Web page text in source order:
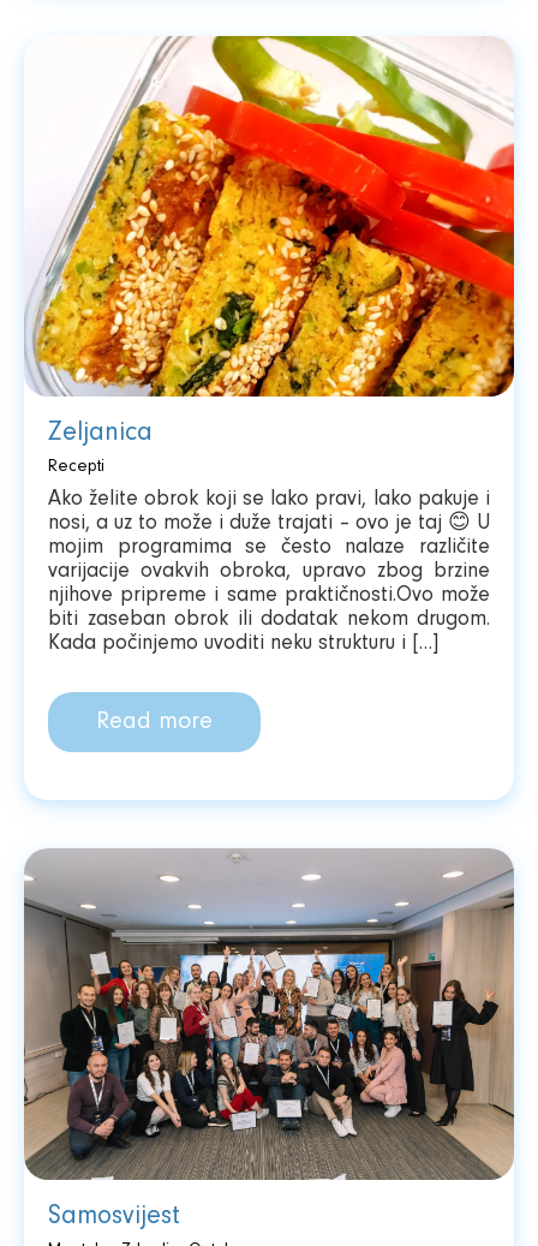
Zeljanica
Recepti
Ako želite obrok koji se lako pravi, lako pakuje i
nosi, a uz to može i duže trajati – ovo je taj 😊 U
mojim programima se često nalaze različite
varijacije ovakvih obroka, upravo zbog brzine
njihove pripreme i same praktičnosti.Ovo može
biti zaseban obrok ili dodatak nekom drugom.
Kada počinjemo uvoditi neku strukturu i […]
Read more
Samosvijest